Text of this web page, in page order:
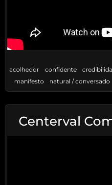
acolhedor confidente
manifesto
natural / conversado
Centerval